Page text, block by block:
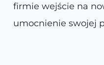
firmie wejście na
umocnienie swojej